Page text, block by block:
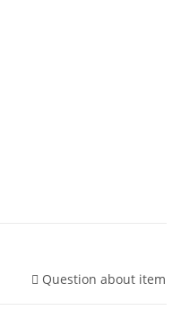
Question about item